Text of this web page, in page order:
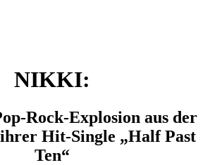
NIKKI:
Rock-Explosion aus der
Hit-Single „Half Past
Ten“